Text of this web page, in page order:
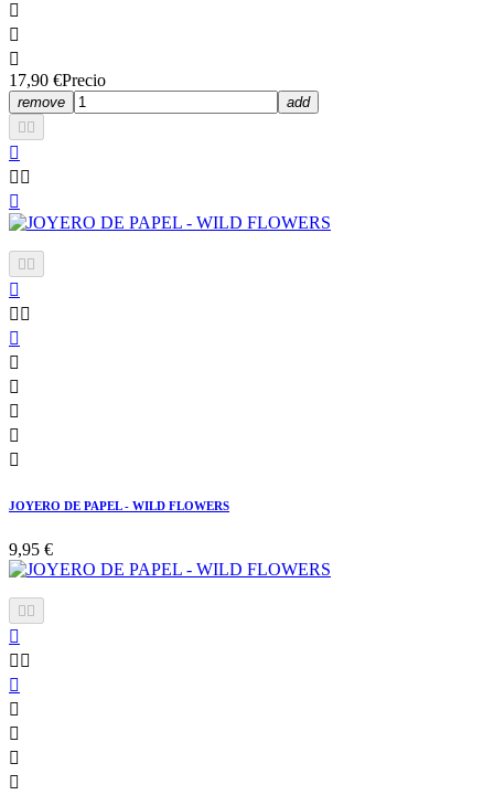



17,90 €Precio
remove
add
 

 

 

 






JOYERO DE PAPEL - WILD FLOWERS
9,95 €
 

 




